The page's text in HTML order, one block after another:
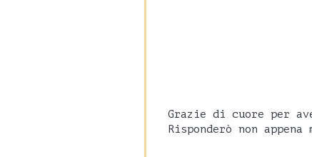
Grazie di cuore per
Risponderò non